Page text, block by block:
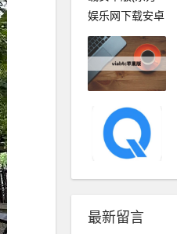
最新留言